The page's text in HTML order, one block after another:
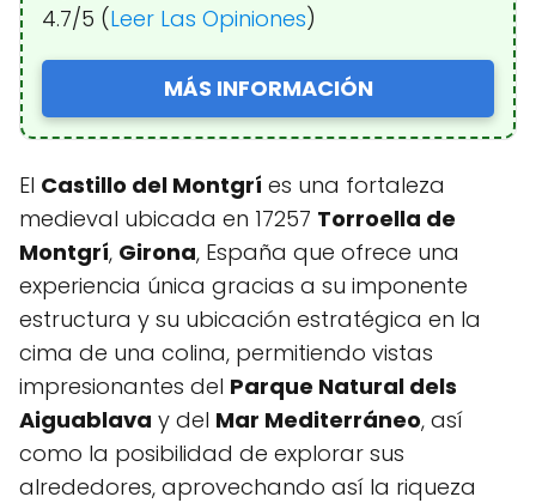
4.7/5 (Leer Las Opiniones)
MÁS INFORMACIÓN
El Castillo del Montgrí es una fortaleza
medieval ubicada en 17257 Torroella de
Montgrí, Girona, España que ofrece una
experiencia única gracias a su imponente
estructura y su ubicación estratégica en la
cima de una colina, permitiendo vistas
impresionantes del Parque Natural dels
Aiguablava y del Mar Mediterráneo, así
como la posibilidad de explorar sus
alrededores, aprovechando así la riqueza